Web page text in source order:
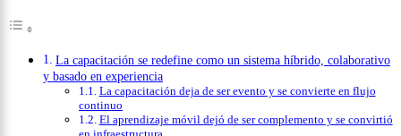
La capacitación se redefine como un sistema híbrido, colaborativo
y basado en experiencia
La capacitación deja de ser evento y se convierte en flujo
continuo
El aprendizaje móvil dejó de ser complemento y se convirtió